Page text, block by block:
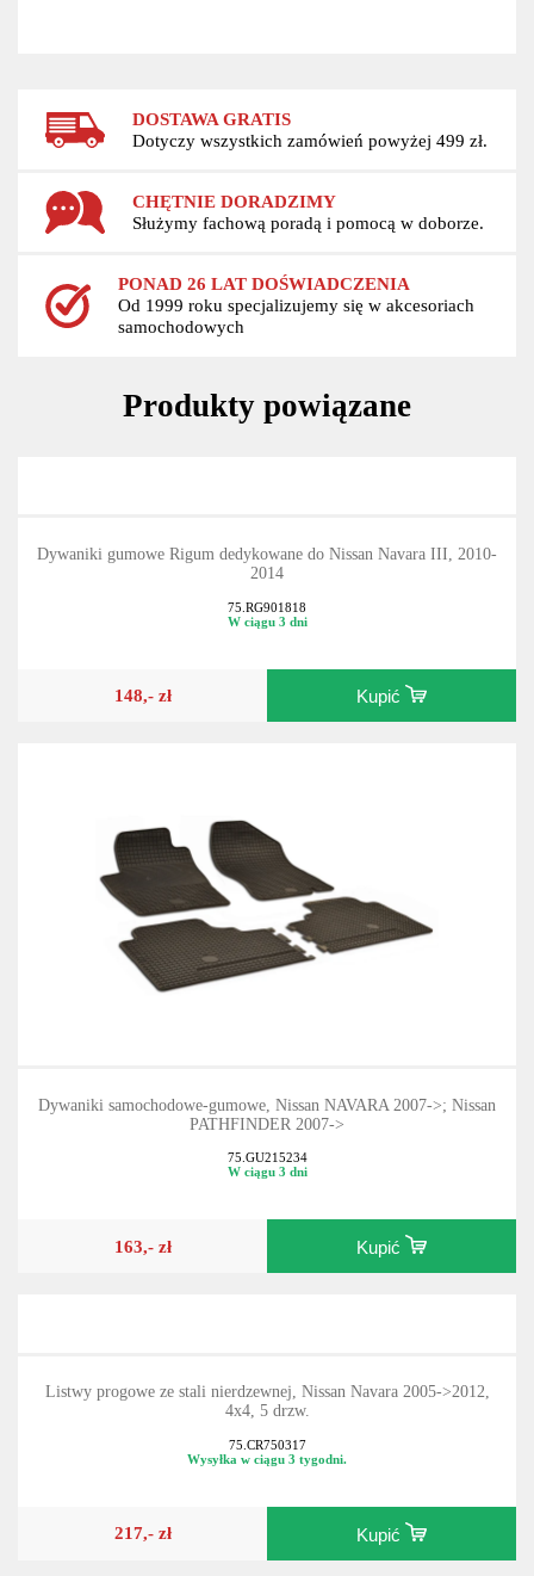
DOSTAWA GRATIS
Dotyczy wszystkich zamówień powyżej 499 zł.
CHĘTNIE DORADZIMY
Służymy fachową poradą i pomocą w doborze.
PONAD 26 LAT DOŚWIADCZENIA
Od 1999 roku specjalizujemy się w akcesoriach
samochodowych
Produkty powiązane
Dywaniki gumowe Rigum dedykowane do Nissan Navara III, 2010-
2014
75.RG901818
W ciągu 3 dni
148,- zł Kupić
Dywaniki samochodowe-gumowe, Nissan NAVARA 2007->; Nissan
PATHFINDER 2007->
75.GU215234
W ciągu 3 dni
163,- zł Kupić
Listwy progowe ze stali nierdzewnej, Nissan Navara 2005->2012,
4x4, 5 drzw.
75.CR750317
Wysyłka w ciągu 3 tygodni.
217,- zł Kupić